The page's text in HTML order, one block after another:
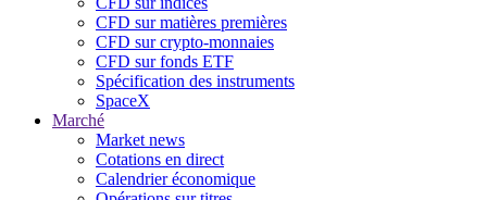
CFD sur matières premières
CFD sur crypto-monnaies
CFD sur fonds ETF
Spécification des instruments
SpaceX
Marché
Market news
Cotations en direct
Calendrier économique